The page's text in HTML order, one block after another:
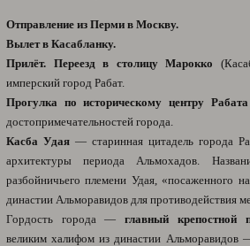
Отправление из Перми в Москву.
Вылет в Каcабланку.
Прилёт. Переезд в столицу Марокко
имперский город Рабат.
Прогулка по историческому центру Рабата
достопримечательностей города.
Касба Удая — старинная цитадель города
архитектуры периода Альмохадов.
разбойничьего племени Удая, «посаженного
династии Альморавидов для противодействия
Гордость города —главный крепостной
великим халифом из династии